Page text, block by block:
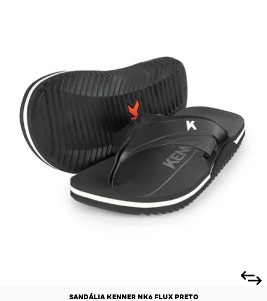
SANDÁLIA KENNER NK6 FLUX PRETO